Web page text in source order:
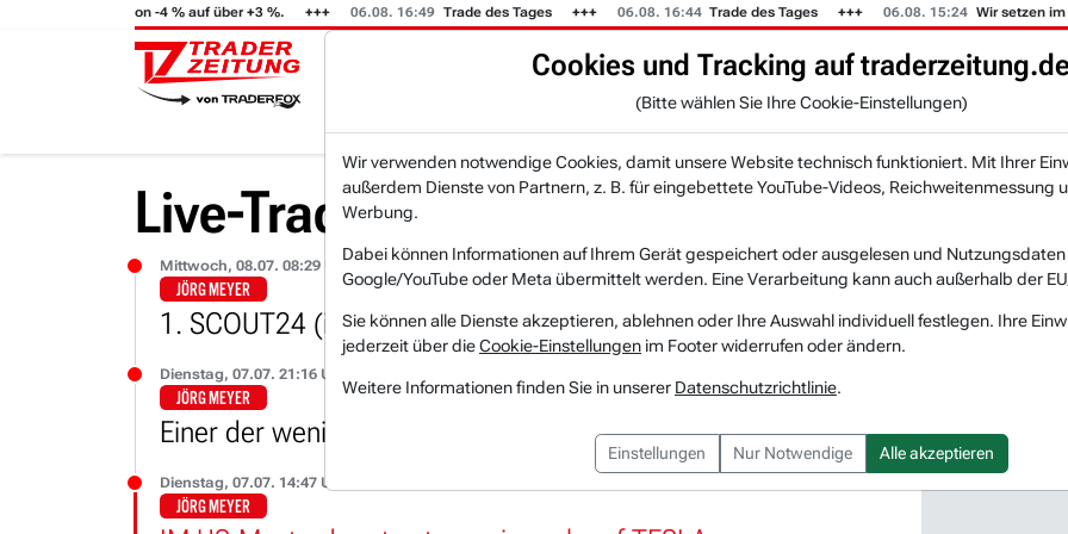
GFT (i) steigt von -4 % auf über +3 %. 06.08. 16:49 Trade des Tages 06.08. 16:44 Trade des Tages 06.08. 15:24 Wir setzen im
KI-Agenten NEU Zeitung Rankings & Trends
Live-Trading-Research
Mittwoch, 08.07. 08:29 Uhr
JÖRG MEYER
1. SCOUT24 (i)
Dienstag, 07.07. 21:16 Uhr
JÖRG MEYER
Einer der wenigen Hoffnungsschimmer ist heute META (i).
Dienstag, 07.07. 14:47 Uhr
JÖRG MEYER
Cookies und Tracking auf traderzeitung.de
(Bitte wählen Sie Ihre Cookie-Einstellungen)
Wir verwenden notwendige Cookies, damit unsere Website technisch funktioniert. Mit Ihrer
außerdem Dienste von Partnern, z. B. für eingebettete YouTube-Videos, Reichweitenmessung
Werbung.
Dabei können Informationen auf Ihrem Gerät gespeichert oder ausgelesen und
Google/YouTube oder Meta übermittelt werden. Eine Verarbeitung kann auch außerhalb der
Sie können alle Dienste akzeptieren, ablehnen oder Ihre Auswahl individuell festlegen. Ihre
jederzeit über dieCookie-Einstellungen im Footer widerrufen oder ändern.
Weitere Informationen finden Sie in unserer Datenschutzrichtlinie.
Einstellungen Nur Notwendige Alle akzeptieren